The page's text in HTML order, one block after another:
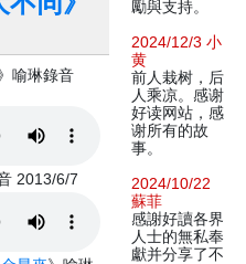
喻琳錄音
2013/6/7
勵與支持。
2024/12/3 小
黄
前人栽树，后
人乘凉。感谢
好读网站，感
谢所有的故
事。
2024/10/22
蘇菲
感謝好讀各界
人士的無私奉
獻并分享了不